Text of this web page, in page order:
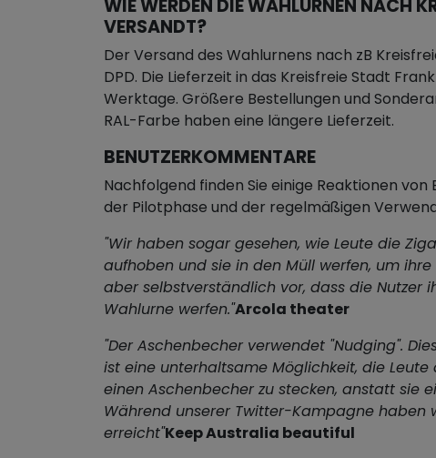
WIE WERDEN DIE WAHLURNEN NACH
VERSANDT?
Der Versand des Wahlurnens nach zB
DPD. Die Lieferzeit in das Kreisfreie Stadt
Werktage. Größere Bestellungen und
RAL-Farbe haben eine längere Lieferzeit.
BENUTZERKOMMENTARE
Nachfolgend finden Sie einige Reaktionen
der Pilotphase und der regelmäßigen
"Wir haben sogar gesehen, wie Leute die
aufhoben und sie in den Müll werfen, um
aber selbstverständlich vor, dass die Nutzer
Wahlurne werfen."Arcola theater
"Der Aschenbecher verwendet "Nudging".
ist eine unterhaltsame Möglichkeit, die
einen Aschenbecher zu stecken, anstatt sie
Während unserer Twitter-Kampagne haben
erreicht"Keep Australia beautiful